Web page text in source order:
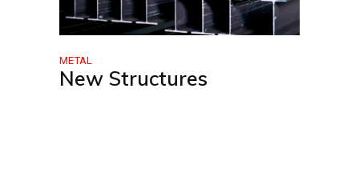
METAL
New Structures